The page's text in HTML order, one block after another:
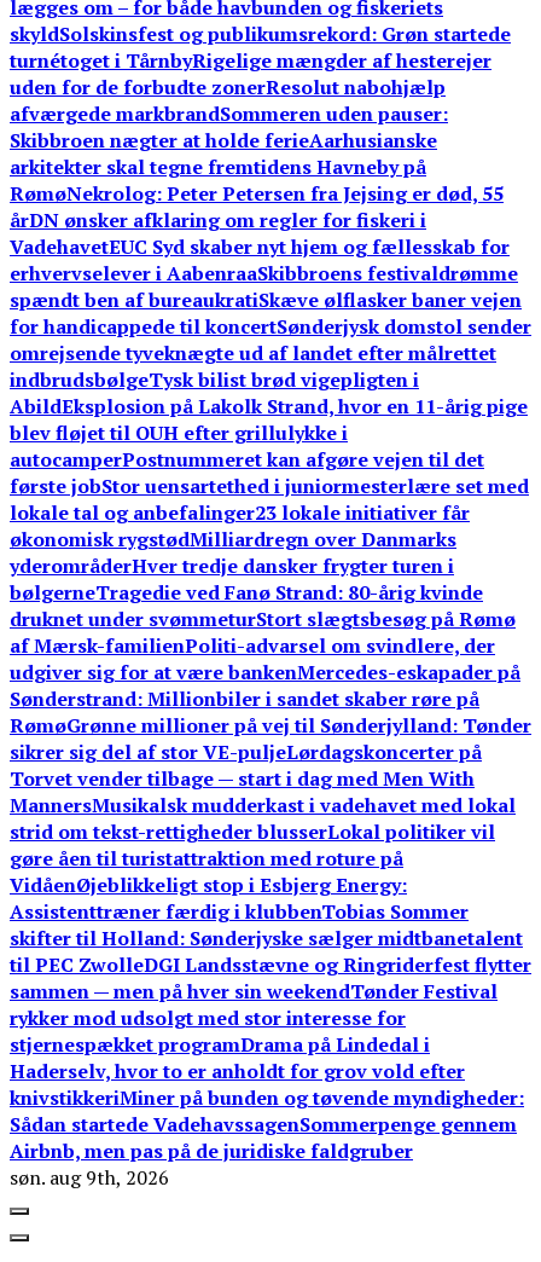
lægges om – for både havbunden og fiskeriets
skyldSolskinsfest og publikumsrekord: Grøn startede
turnétoget i TårnbyRigelige mængder af hesterejer
uden for de forbudte zonerResolut nabohjælp
afværgede markbrandSommeren uden pauser:
Skibbroen nægter at holde ferieAarhusianske
arkitekter skal tegne fremtidens Havneby på
RømøNekrolog: Peter Petersen fra Jejsing er død, 55
årDN ønsker afklaring om regler for fiskeri i
VadehavetEUC Syd skaber nyt hjem og fællesskab for
erhvervselever i AabenraaSkibbroens festivaldrømme
spændt ben af bureaukratiSkæve ølflasker baner vejen
for handicappede til koncertSønderjysk domstol sender
omrejsende tyveknægte ud af landet efter målrettet
indbrudsbølgeTysk bilist brød vigepligten i
AbildEksplosion på Lakolk Strand, hvor en 11-årig pige
blev fløjet til OUH efter grillulykke i
autocamperPostnummeret kan afgøre vejen til det
første jobStor uensartethed i juniormesterlære set med
lokale tal og anbefalinger23 lokale initiativer får
økonomisk rygstødMilliardregn over Danmarks
yderområderHver tredje dansker frygter turen i
bølgerneTragedie ved Fanø Strand: 80-årig kvinde
druknet under svømmeturStort slægtsbesøg på Rømø
af Mærsk-familienPoliti-advarsel om svindlere, der
udgiver sig for at være bankenMercedes-eskapader på
Sønderstrand: Millionbiler i sandet skaber røre på
RømøGrønne millioner på vej til Sønderjylland: Tønder
sikrer sig del af stor VE-puljeLørdagskoncerter på
Torvet vender tilbage — start i dag med Men With
MannersMusikalsk mudderkast i vadehavet med lokal
strid om tekst-rettigheder blusserLokal politiker vil
gøre åen til turistattraktion med roture på
VidåenØjeblikkeligt stop i Esbjerg Energy:
Assistenttræner færdig i klubbenTobias Sommer
skifter til Holland: Sønderjyske sælger midtbanetalent
til PEC ZwolleDGI Landsstævne og Ringriderfest flytter
sammen — men på hver sin weekendTønder Festival
rykker mod udsolgt med stor interesse for
stjernespækket programDrama på Lindedal i
Haderselv, hvor to er anholdt for grov vold efter
knivstikkeriMiner på bunden og tøvende myndigheder:
Sådan startede VadehavssagenSommerpenge gennem
Airbnb, men pas på de juridiske faldgruber
søn. aug 9th, 2026